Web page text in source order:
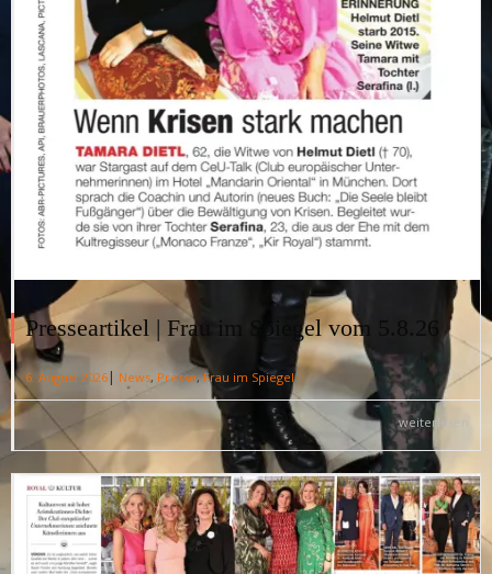
Presseartikel | Frau im Spiegel vom 5.8.26
6. August 2026 | News, Presse,Frau im Spiegel
weiterlesen